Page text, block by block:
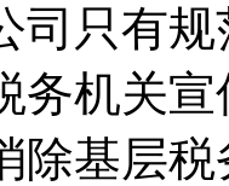
司只有
务机关
除基层